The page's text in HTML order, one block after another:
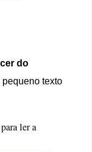
do
pequeno texto
ler a